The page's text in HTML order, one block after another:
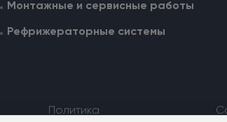
Монтажные и сервисные работы
Рефрижераторные системы
Политика